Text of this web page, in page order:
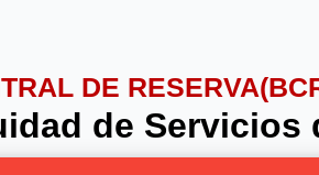
DE
de Servicios